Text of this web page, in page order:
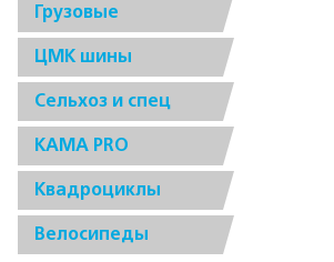
Грузовые
ЦМК шины
Сельхоз и спец
КАМА PRO
Квадроциклы
Велосипеды